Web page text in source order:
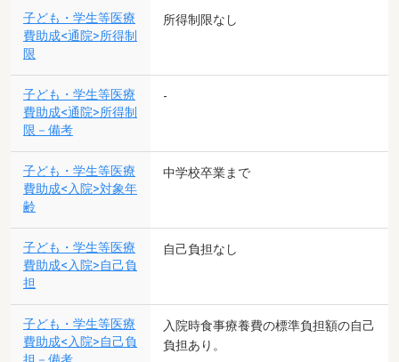
子ども・学生等医療
費助成<通院>所得制
限
所得制限なし
子ども・学生等医療
費助成<通院>所得制
限－備考
-
子ども・学生等医療
費助成<入院>対象年
齢
中学校卒業まで
子ども・学生等医療
費助成<入院>自己負
担
自己負担なし
子ども・学生等医療
費助成<入院>自己負
入院時食事療養費の標準負担額の自己
負担あり。